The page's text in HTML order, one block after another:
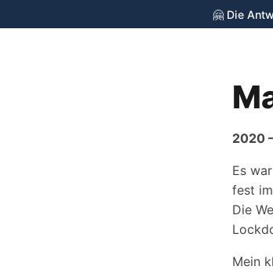
🤗 Die
2020
Es
fest
Die
Mein